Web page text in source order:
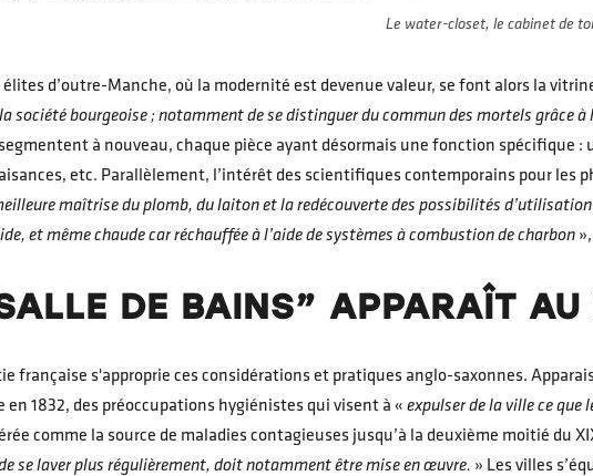
Le water-closet, le cabinet de
d’outre-Manche, où la modernité est devenue valeur, se font alors la
société bourgeoise ; notamment de se distinguer du commun des mortels grâce à
à nouveau, chaque pièce ayant désormais une fonction spécifique :
etc. Parallèlement, l’intérêt des scientifiques contemporains pour les
maîtrise du plomb, du laiton et la redécouverte des possibilités
et même chaude car réchauffée à l’aide de systèmes à combustion de charbon
DE BAINS” APPARAÎT AU
française s'approprie ces considérations et pratiques anglo-saxonnes.
en 1832, des préoccupations hygiénistes qui visent à « expulser de la ville ce que
comme la source de maladies contagieuses jusqu’à la deuxième moitié du
se laver plus régulièrement, doit notamment être mise en œuvre. » Les villes